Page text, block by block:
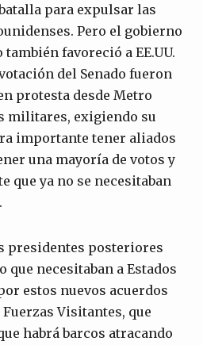
para expulsar las
Pero el gobierno
favoreció a EE.UU.
del Senado fueron
protesta desde Metro
militares, exigiendo su
importante tener aliados
una mayoría de votos y
que ya no se necesitaban
presidentes posteriores
necesitaban a Estados
estos nuevos acuerdos
Visitantes, que
habrá barcos atracando